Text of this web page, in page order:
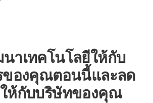
าเทคโนโลยีให้กับ
ของคุณตอนนี้และลด
ห้กับบริษัทของคุณ